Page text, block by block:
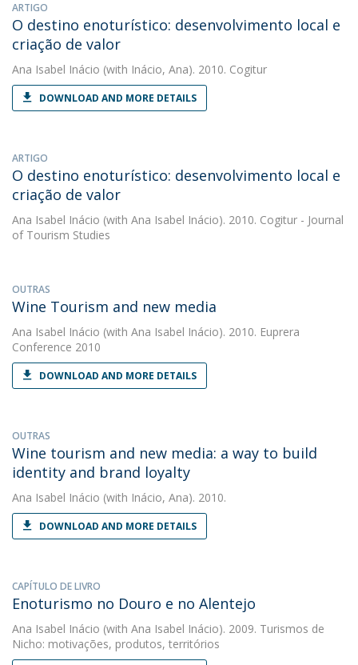
ARTIGO
O destino enoturístico: desenvolvimento local e
criação de valor
Ana Isabel Inácio (with Inácio, Ana). 2010. Cogitur
DOWNLOAD AND MORE DETAILS
ARTIGO
O destino enoturístico: desenvolvimento local e
criação de valor
Ana Isabel Inácio (with Ana Isabel Inácio). 2010. Cogitur - Journal
of Tourism Studies
OUTRAS
Wine Tourism and new media
Ana Isabel Inácio (with Ana Isabel Inácio). 2010. Euprera
Conference 2010
DOWNLOAD AND MORE DETAILS
OUTRAS
Wine tourism and new media: a way to build
identity and brand loyalty
Ana Isabel Inácio (with Inácio, Ana). 2010.
DOWNLOAD AND MORE DETAILS
CAPÍTULO DE LIVRO
Enoturismo no Douro e no Alentejo
Ana Isabel Inácio (with Ana Isabel Inácio). 2009. Turismos de
Nicho: motivações, produtos, territórios